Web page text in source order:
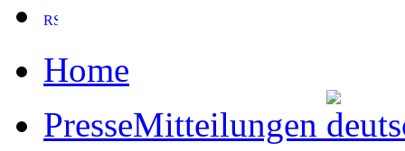
Home
PresseMitteilungen